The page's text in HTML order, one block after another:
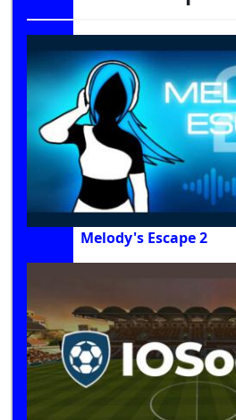
Melody's Escape 2